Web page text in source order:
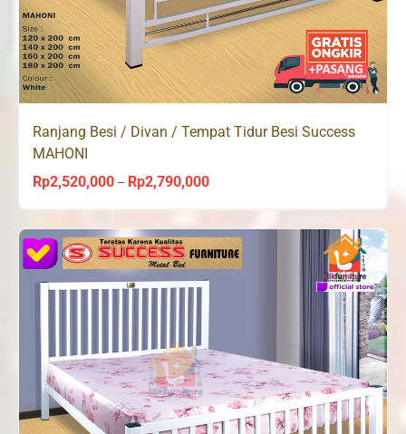
Ranjang Besi / Divan / Tempat Tidur Besi Success
MAHONI
Rp2,520,000 – Rp2,790,000Price
range:
Rp2,520,000
through
Rp2,790,000